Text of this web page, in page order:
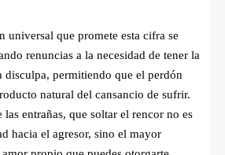
universal que promete esta cifra se
renuncias a la necesidad de tener la
disculpa, permitiendo que el perdón
natural del cansancio de sufrir.
las entrañas, que soltar el rencor no es
hacia el agresor, sino el mayor